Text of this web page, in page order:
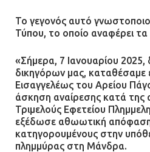
Το γεγονός αυτό
Τύπου, το οποίο αναφέρει τα
«Σήμερα, 7 Ιανουαρίου
δικηγόρων μας, καταθέσαμε
Εισαγγελέως του Αρείου
άσκηση αναίρεσης κατά
Τριμελούς Εφετείου
εξέδωσε αθωωτική απόφαση
κατηγορουμένους στην
πλημμύρας στη Μάνδρα.